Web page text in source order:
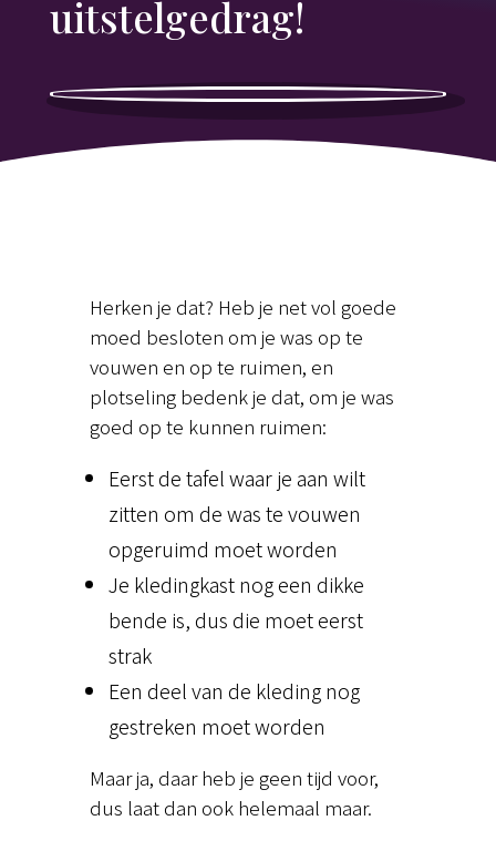
uitstelgedrag!
Herken je dat? Heb je net vol goede
moed besloten om je was op te
vouwen en op te ruimen, en
plotseling bedenk je dat, om je was
goed op te kunnen ruimen:
Eerst de tafel waar je aan wilt
zitten om de was te vouwen
opgeruimd moet worden
Je kledingkast nog een dikke
bende is, dus die moet eerst
strak
Een deel van de kleding nog
gestreken moet worden
Maar ja, daar heb je geen tijd voor,
dus laat dan ook helemaal maar.